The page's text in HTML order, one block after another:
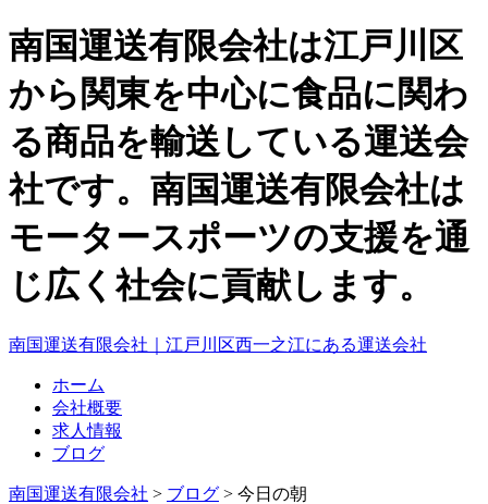
南国運送有限会社は江戸川区
から関東を中心に食品に関わ
る商品を輸送している運送会
社です。南国運送有限会社は
モータースポーツの支援を通
じ広く社会に貢献します。
南国運送有限会社｜江戸川区西一之江にある運送会社
ホーム
会社概要
求人情報
ブログ
南国運送有限会社 > ブログ > 今日の朝